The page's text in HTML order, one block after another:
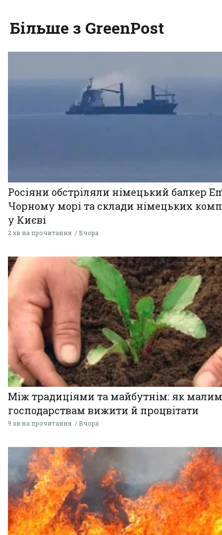
Більше з GreenPost
Росіяни обстріляли німецький балкер
Чорному морі та склади німецьких
у Києві
2 хв на прочитання Вчора
Між традиціями та майбутнім: як малим
господарствам вижити й процвітати
9 хв на прочитання Вчора